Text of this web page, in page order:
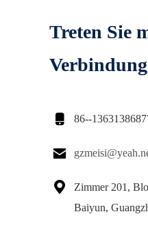
Treten Sie
Verbindung
 86--


Zimmer 201,
Baiyun,